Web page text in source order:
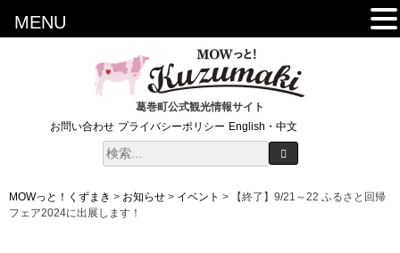
葛巻町公式観光情報サイト
お問い合わせ プライバシーポリシー English・中文
MOWっと！くずまき > お知らせ > イベント >
【終了】9/21～22 ふるさと回帰
フェア2024に出展します！
MENU